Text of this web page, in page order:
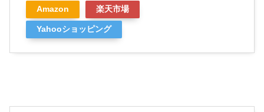
Amazon 楽天市場
Yahooショッピング